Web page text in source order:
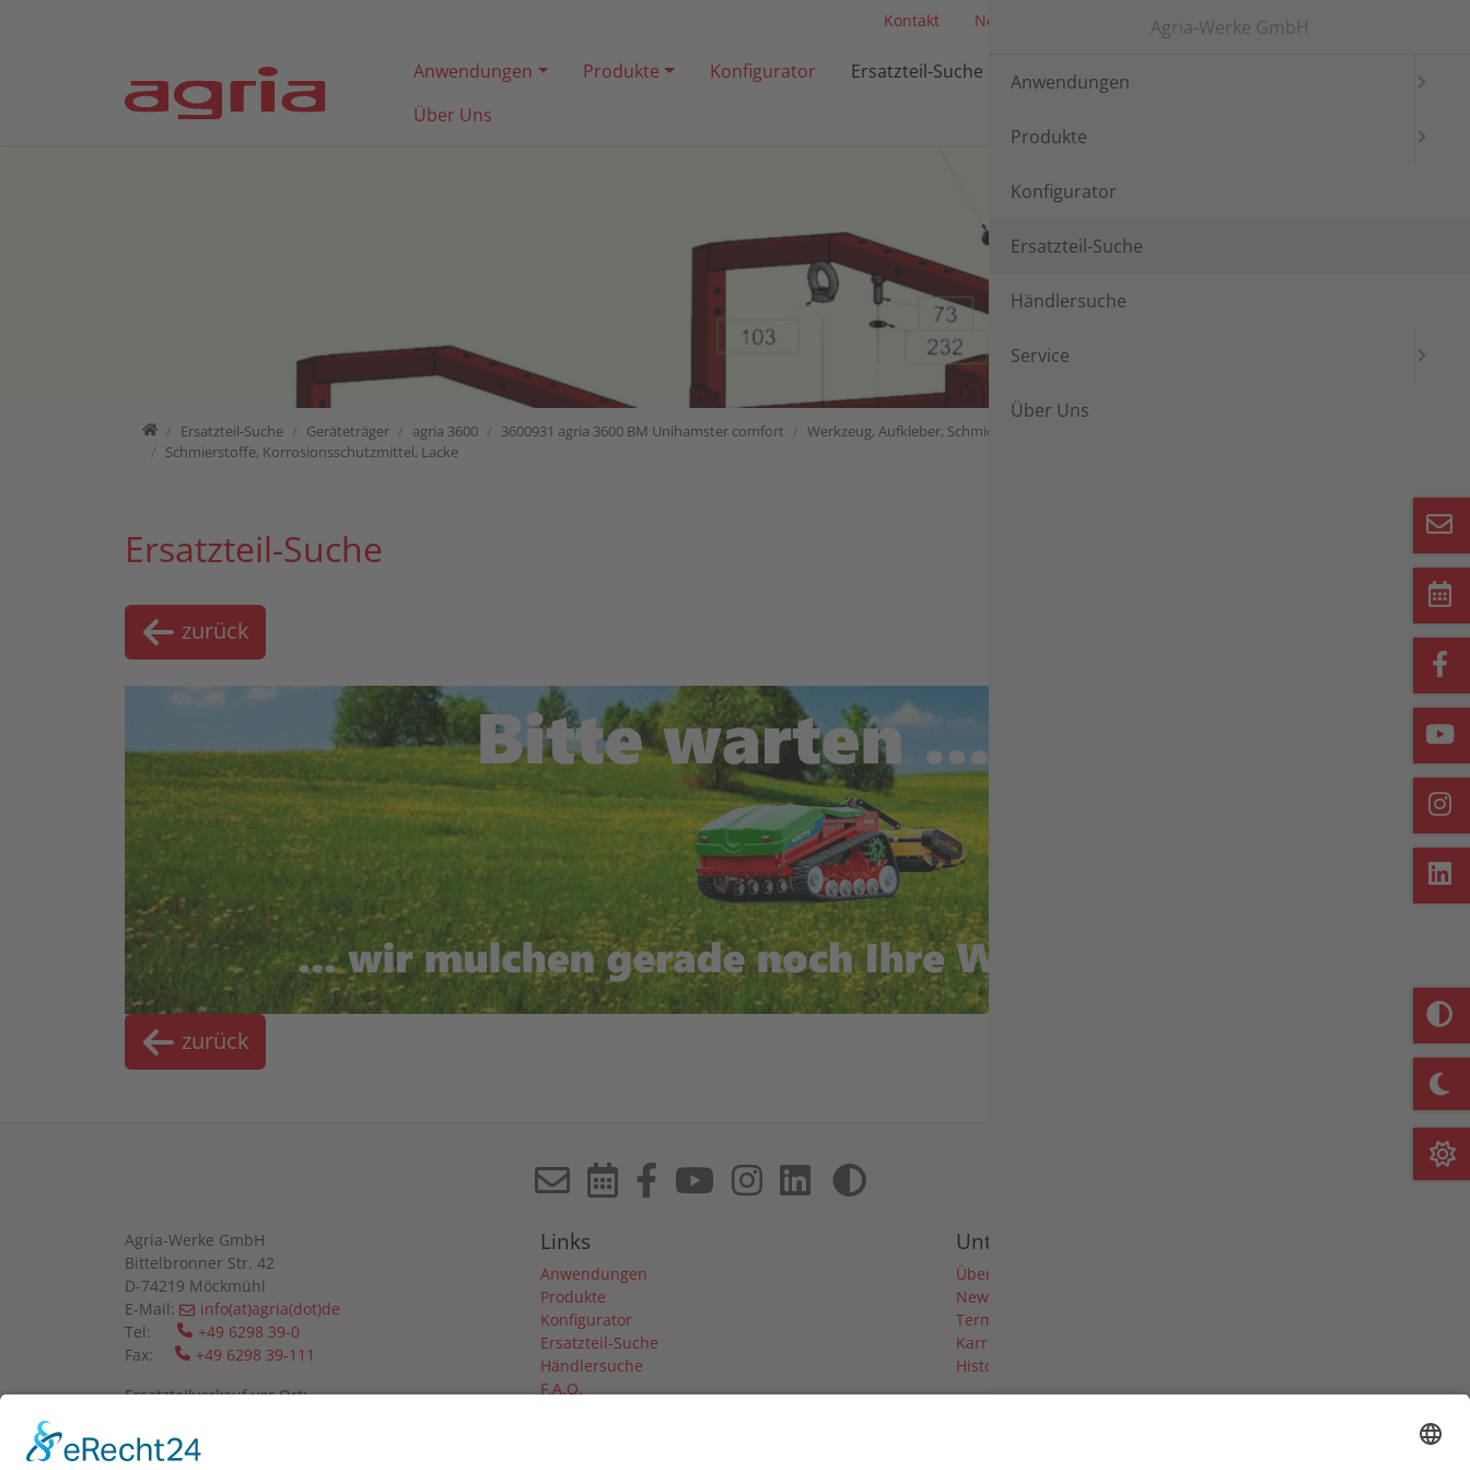
Kontakt News Login Languages
Anwendungen Produkte Konfigurator Ersatzteil-Suche Händlersuche
Über Uns
HomeErsatzteil-SucheErsatzteil-Suche
Geräteträger agria 3600 3600931 agria 3600 BM Unihamster comfort
Werkzeug, Aufkleber, Schmierstoffe, Lacke
Schmierstoffe, Korrosionsschutzmittel, Lacke
Ersatzteil-Suche
zurück
zurück
Agria-Werke GmbH
Bittelbronner Str. 42
D-74219 Möckmühl
E-Mail:
info(at)agria(dot)de
Tel:
+49 6298 39-0
Fax:
+49 6298 39-111
Ersatzteilverkauf vor Ort:
Wir bitten um telefonische Anmeldung.
Links
Anwendungen
Produkte
Konfigurator
Ersatzteil-Suche
Händlersuche
F.A.Q.
Unternehmen
Über uns
News
Termine & Messen
Karriere
Historie
Agria-Werke GmbH
Anwendungen
Produkte
Konfigurator
Ersatzteil-Suche
Händlersuche
Service
Über Uns